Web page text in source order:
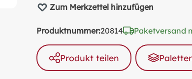
Zum Merkzettel hinzufügen
Produktnummer:20814 Paketversand
Produkt teilen